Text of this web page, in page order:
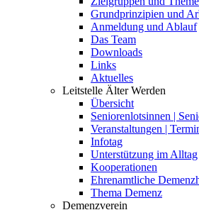
Grundprinzipien und
Anmeldung und Ablauf
Das Team
Downloads
Links
Aktuelles
Leitstelle Älter Werden
Übersicht
Seniorenlotsinnen |
Veranstaltungen |
Infotag
Unterstützung im Alltag
Kooperationen
Ehrenamtliche
Thema Demenz
Demenzverein